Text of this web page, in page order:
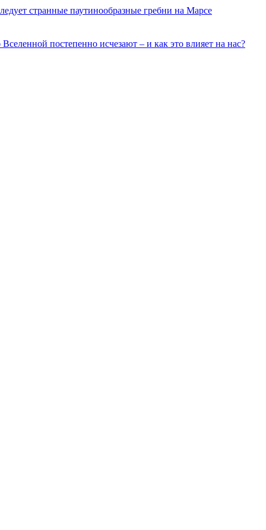
странные паутинообразные гребни на Марсе
постепенно исчезают – и как это влияет на нас?